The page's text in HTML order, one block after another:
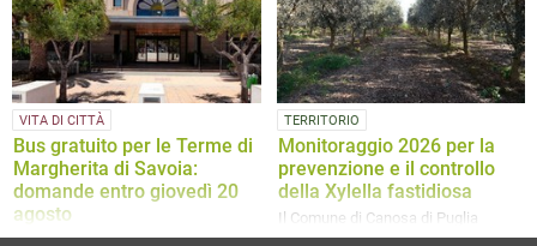
Lovaglio
VITA DI CITTÀ
Bus gratuito per le Terme di
Margherita di Savoia:
domande entro giovedì 20
agosto
La nota dell'Assessorato alle
TERRITORIO
Monitoraggio 2026 per la
prevenzione e il controllo
della Xylella fastidiosa
Il Comune di Canosa di Puglia
rientra, anche per l'anno 2026, nella